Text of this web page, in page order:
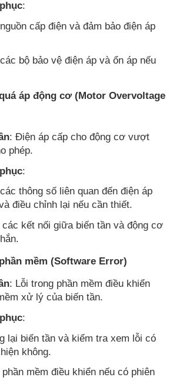
:
cấp điện và đảm bảo điện áp
bộ bảo vệ điện áp và ổn áp nếu
áp động cơ (Motor Overvoltage
: Điện áp cấp cho động cơ vượt
phép.
:
thông số liên quan đến điện áp
điều chỉnh lại nếu cần thiết.
kết nối giữa biến tần và động cơ
mềm (Software Error)
: Lỗi trong phần mềm điều khiển
xử lý của biến tần.
:
lại biến tần và kiểm tra xem lỗi có
không.
phần mềm điều khiển nếu có phiên